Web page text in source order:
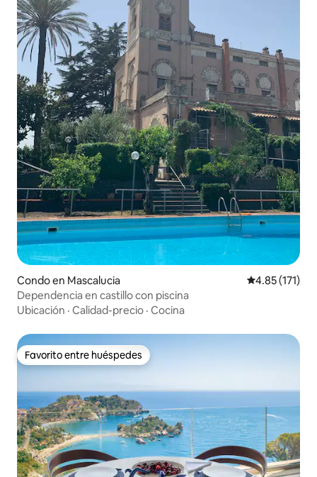
Condo en Mascalucia Calificación
4.85 (171)
Dependencia en castillo con piscina
Ubicación · Calidad-precio · Cocina
Favorito entre huéspedes
Favorito entre huéspedes